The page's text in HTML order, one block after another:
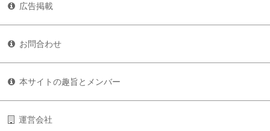
広告掲載
お問合わせ
本サイトの趣旨とメンバー
運営会社